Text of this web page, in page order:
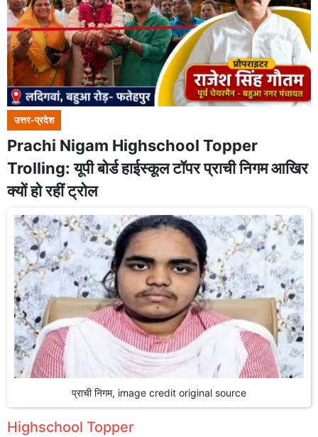
उत्तर-प्रदेश
Prachi Nigam Highschool Topper
Trolling: यूपी बोर्ड हाईस्कूल टॉपर प्राची निगम आखिर
क्यों हो रहीं ट्रोल
प्राची निगम, image credit original source
Highschool Topper